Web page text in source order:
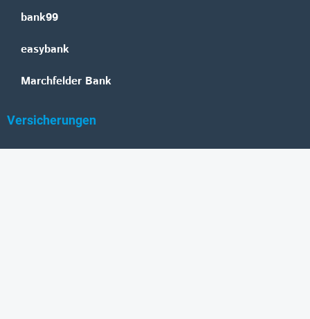
bank99
easybank
Marchfelder Bank
Versicherungen